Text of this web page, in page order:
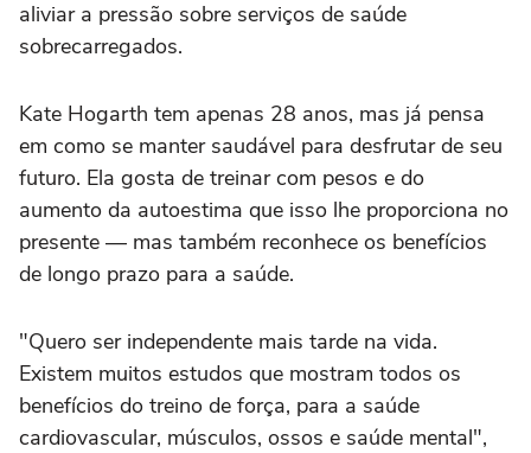
aliviar a pressão sobre serviços de saúde
sobrecarregados.
Kate Hogarth tem apenas 28 anos, mas já pensa
em como se manter saudável para desfrutar de seu
futuro. Ela gosta de treinar com pesos e do
aumento da autoestima que isso lhe proporciona no
presente — mas também reconhece os benefícios
de longo prazo para a saúde.
"Quero ser independente mais tarde na vida.
Existem muitos estudos que mostram todos os
benefícios do treino de força, para a saúde
cardiovascular, músculos, ossos e saúde mental",